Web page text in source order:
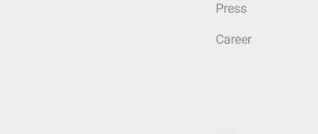
Press
Career